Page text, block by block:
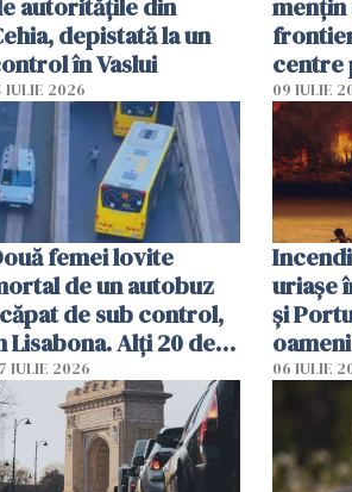
autoritățile din
depistată la un
în Vaslui
IULIE 2026
centre
09 IULIE
femei lovite
de un autobuz
de sub control,
Lisabona. Alți 20 de
sunt răniți
IULIE 2026
uriașe
și
06 IULIE